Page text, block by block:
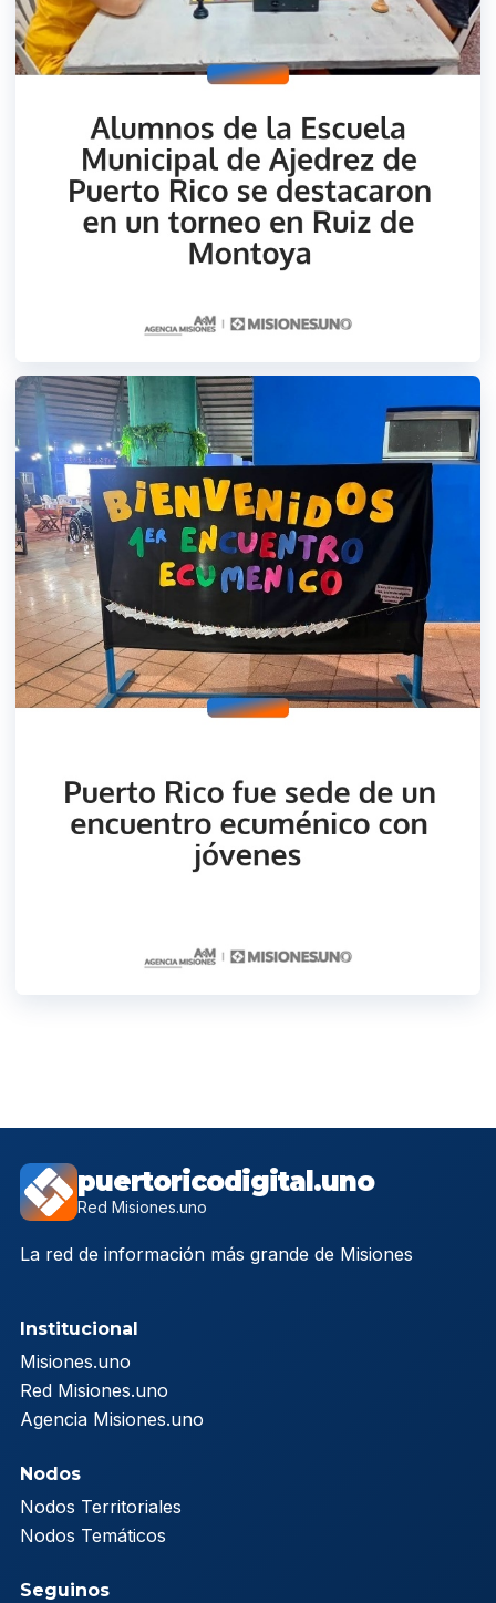
puertoricodigital.uno
Red Misiones.uno
La red de información más grande de Misiones
Institucional
Misiones.uno
Red Misiones.uno
Agencia Misiones.uno
Nodos
Nodos Territoriales
Nodos Temáticos
Seguinos